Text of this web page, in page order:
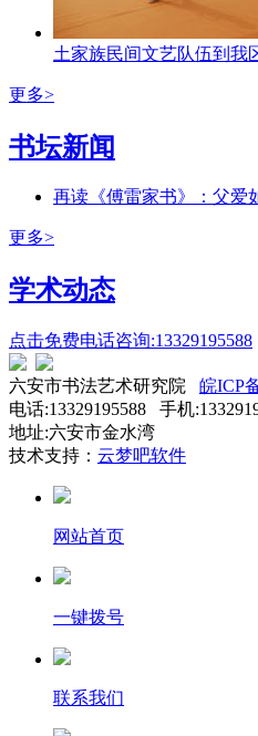
土家族民间文艺队伍到我
更多>
书坛新闻
再读《傅雷家书》：父爱
更多>
学术动态
点击免费电话咨询:13329195588
六安市书法艺术研究院 皖ICP
电话:13329195588 手机
地址:六安市金水湾
技术支持： 云梦吧软件
网站首页
一键拨号
联系我们